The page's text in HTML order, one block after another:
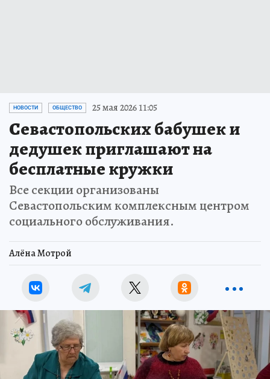
НОВОСТИ ОБЩЕСТВО 25 мая 2026 11:05
Севастопольских бабушек и
дедушек приглашают на
бесплатные кружки
Все секции организованы
Севастопольским комплексным центром
социального обслуживания.
Алёна Мотрой